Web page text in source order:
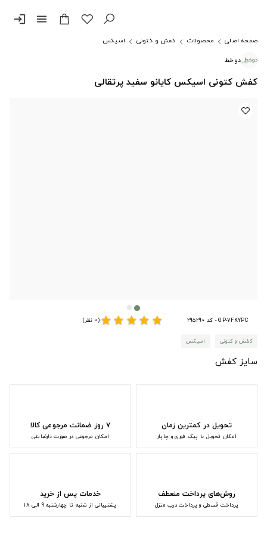
menu
login
صفحه اصلی محصولات کفش و کتونی
اسیکس
دوخط
کفش کتونی اسیکس کایانو سفید پرتقالی
GP-7FKYPC - کد 295290 star
star
star
star
star(0 نظر)
کفش و کتونی اسیکس
سایز کفش
تحویل در کمترین زمان
امکان تحویل با پیک فوری و چاپار
۷ روز ضمانت مرجوعی کالا
امکان مرجوعی در صورت نارضایتی
روش‌های پرداخت منعطف
پرداخت قسطی و پرداخت درب منزل
خدمات پس از خرید
پشتیبانی از شنبه تا چهارشنبه 9 الی 18